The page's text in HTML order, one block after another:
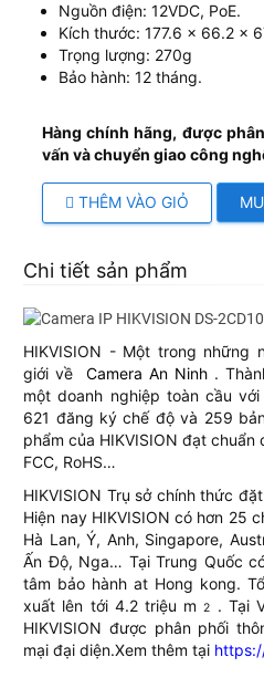
Nguồn điện: 12VDC, PoE.
Kích thước: 177.6 × 66.2 ×
Trọng lượng: 270g
Bảo hành: 12 tháng.
Hàng chính hãng, được
vấn và chuyển giao công
THÊM VÀO GIỎ
Chi tiết sản phẩm
HIKVISION - Một trong những
giới vềCamera An Ninh .
một doanh nghiệp toàn cầu
621 đăng ký chế độ và 259
phẩm của HIKVISION đạt chuẩn
FCC, RoHS…
HIKVISION Trụ sở chính thức
Hiện nay HIKVISION có hơn 25
Hà Lan, Ý, Anh, Singapore,
Ấn Độ, Nga… Tại Trung Quốc
tâm bảo hành at Hong kong.
xuất lên tới 4.2 triệu m2
. Tại
HIKVISION được phân phối
mại đại diện.Xem thêm tại